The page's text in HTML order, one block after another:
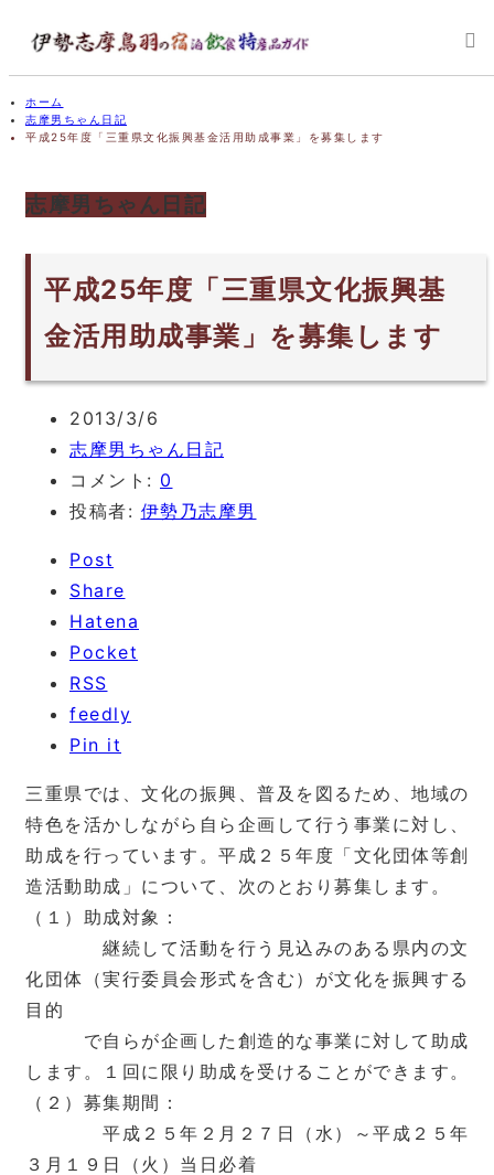
ホーム
志摩男ちゃん日記
平成25年度「三重県文化振興基金活用助成事業」を募集します
志摩男ちゃん日記
平成25年度「三重県文化振興基
金活用助成事業」を募集します
2013/3/6
志摩男ちゃん日記
コメント: 0
投稿者: 伊勢乃志摩男
Post
Share
Hatena
Pocket
RSS
feedly
Pin it
三重県では、文化の振興、普及を図るため、地域の
特色を活かしながら自ら企画して行う事業に対し、
助成を行っています。平成２５年度「文化団体等創
造活動助成」について、次のとおり募集します。
（１）助成対象：
継続して活動を行う見込みのある県内の文
化団体（実行委員会形式を含む）が文化を振興する
目的
で自らが企画した創造的な事業に対して助成
します。１回に限り助成を受けることができます。
（２）募集期間：
平成２５年２月２７日（水）～平成２５年
３月１９日（火）当日必着